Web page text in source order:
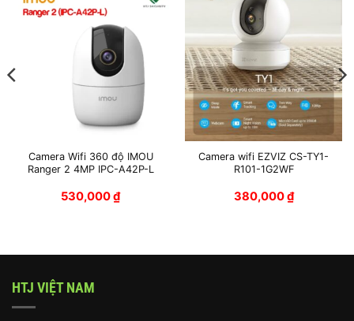
Camera Wifi 360 độ IMOU
Ranger 2 4MP IPC-A42P-L
530,000₫
Camera wifi EZVIZ CS-TY1-
R101-1G2WF
380,000₫
HTJ VIỆT NAM